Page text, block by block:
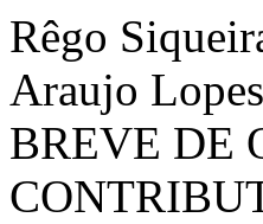
Rêgo
Araujo
BREVE DE